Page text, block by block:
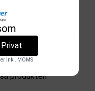
lager
1.812,50 SEK
moms)
produkten
Privat
inkl. MOMS